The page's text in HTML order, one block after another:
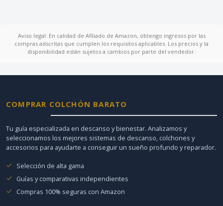
Aviso legal: En calidad de Afiliado de Amazon, obtengo ingresos por las
compras adscritas que cumplen los requisitos aplicables. Los precios y la
disponibilidad están sujetos a cambios por parte del vendedor.
COMPRAR COLCHÓN BARATO
Tu guía especializada en descanso y bienestar. Analizamos y
seleccionamos los mejores sistemas de descanso, colchones y
accesorios para ayudarte a conseguir un sueño profundo y reparador.
Selección de alta gama
Guías y comparativas independientes
Compras 100% seguras con Amazon